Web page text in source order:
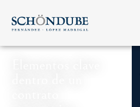
contenido